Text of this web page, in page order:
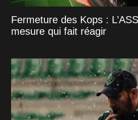
Fermeture des Kops :
mesure qui fait réagir